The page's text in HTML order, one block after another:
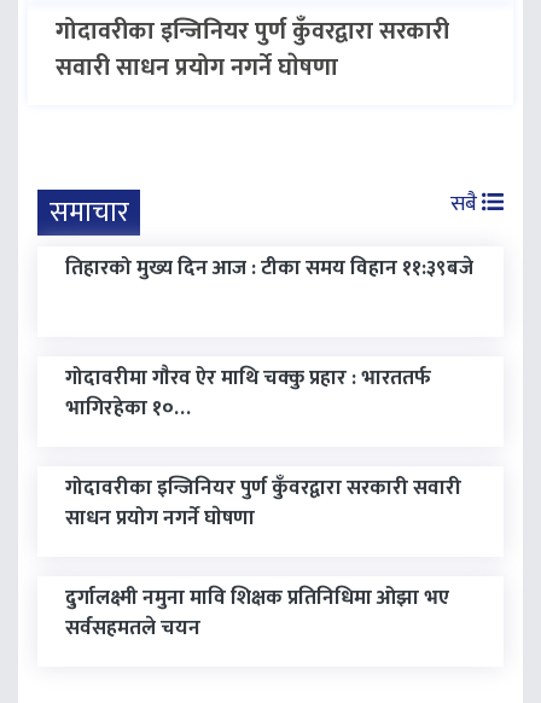
गोदावरीका इन्जिनियर पुर्ण कुँवरद्वारा सरकारी
सवारी साधन प्रयोग नगर्ने घाेषणा
समाचार सबै
तिहारको मुख्य दिन आज : टीका समय विहान ११:३९बजे
गोदावरीमा गाैरव ऐर माथि चक्कु प्रहार : भारततर्फ
भागिरहेका १०…
गोदावरीका इन्जिनियर पुर्ण कुँवरद्वारा सरकारी सवारी
साधन प्रयोग नगर्ने घाेषणा
दुर्गालक्ष्मी नमुना मावि शिक्षक प्रतिनिधिमा ओझा भए
सर्वसहमतले चयन